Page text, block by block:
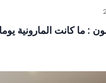
: ما كانت المارونية